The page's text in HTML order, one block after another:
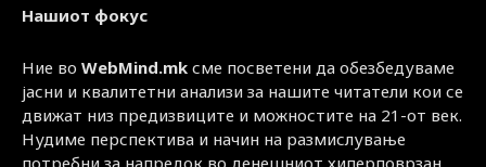
Нашиот фокус
Ние во WebMind.mk сме посветени да обезбедуваме
јасни и квалитетни анализи за нашите читатели кои се
движат низ предизвиците и можностите на 21-от век.
Нудиме перспектива и начин на размислување
потребни за напредок во денешниот хиперповрзан